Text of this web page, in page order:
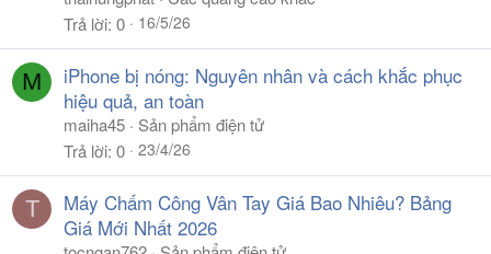
Trả lời 0 16/5/26
M
iPhone bị nóng: Nguyên nhân và cách khắc phục
hiệu quả, an toàn
maiha45
Sản phẩm điện tử
Trả lời 0 23/4/26
T
Máy Chấm Công Vân Tay Giá Bao Nhiêu? Bảng
Giá Mới Nhất 2026